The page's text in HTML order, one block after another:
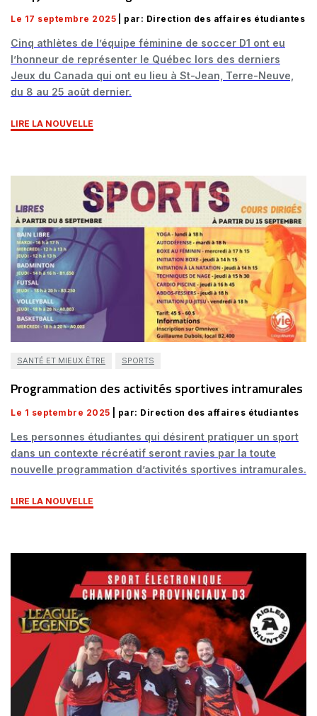
Le 17 septembre 2025 | par: Direction des affaires étudiantes
Cinq athlètes de l’équipe féminine de soccer D1 ont eu
l’honneur de représenter le Québec lors des derniers
Jeux du Canada qui ont eu lieu à St-Jean, Terre-Neuve,
du 8 au 25 août dernier.
LIRE LA NOUVELLE
SANTÉ ET MIEUX ÊTRE SPORTS
Programmation des activités sportives intramurales
Le 1 septembre 2025 | par: Direction des affaires étudiantes
Les personnes étudiantes qui désirent pratiquer un sport
dans un contexte récréatif seront ravies par la toute
nouvelle programmation d’activités sportives intramurales.
LIRE LA NOUVELLE